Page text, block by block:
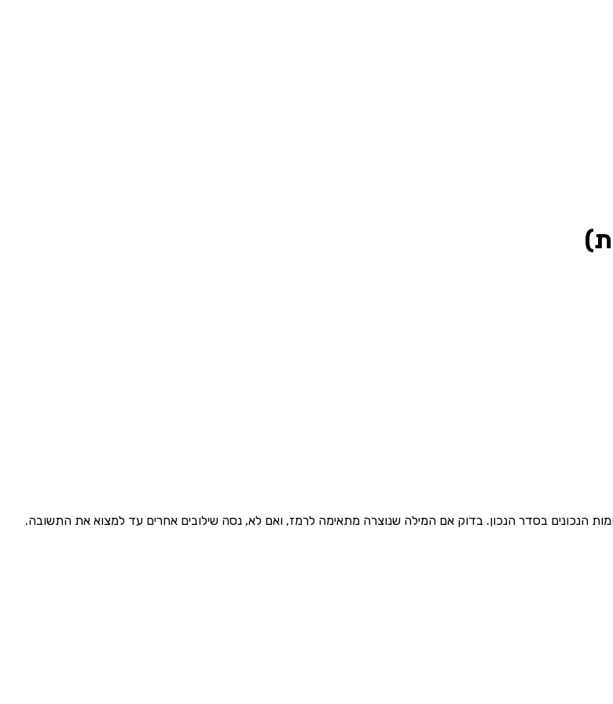
הנכונים בסדר הנכון. בדוק אם המילה שנוצרה מתאימה לרמז, ואם לא, נסה שילובים אחרים עד למצוא את התשובה.